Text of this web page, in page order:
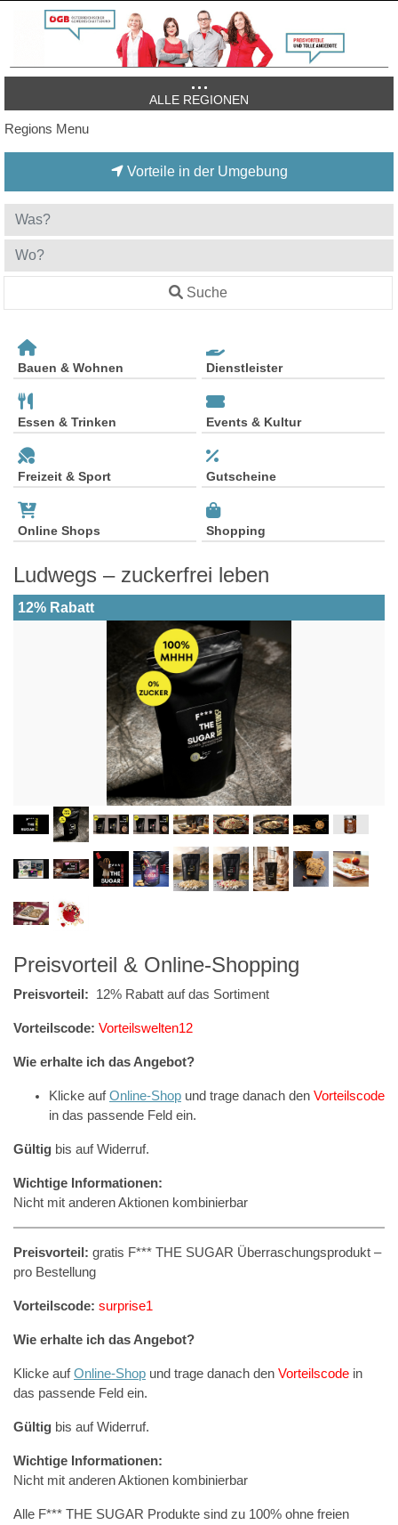
ALLE REGIONEN
Regions Menu
Vorteile in der Umgebung
Suche
Bauen & Wohnen Dienstleister
Essen & Trinken Events & Kultur
Freizeit & Sport Gutscheine
Online Shops Shopping
Ludwegs – zuckerfrei leben
12% Rabatt
Preisvorteil & Online-Shopping
Preisvorteil: 12% Rabatt auf das Sortiment
Vorteilscode: Vorteilswelten12
Wie erhalte ich das Angebot?
Klicke aufOnline-Shop und trage danach den Vorteilscode
in das passende Feld ein.
Gültig bis auf Widerruf.
Wichtige Informationen:
Nicht mit anderen Aktionen kombinierbar
Preisvorteil: gratis F*** THE SUGAR Überraschungsprodukt –
pro Bestellung
Vorteilscode: surprise1
Wie erhalte ich das Angebot?
Klicke aufOnline-Shop und trage danach den Vorteilscode in
das passende Feld ein.
Gültig bis auf Widerruf.
Wichtige Informationen:
Nicht mit anderen Aktionen kombinierbar
Alle F*** THE SUGAR Produkte sind zu 100% ohne freien